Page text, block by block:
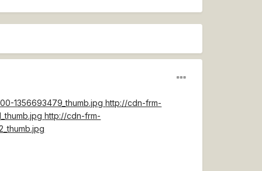
1356693479_thumb.jpg http://cdn-frm-
http://cdn-frm-